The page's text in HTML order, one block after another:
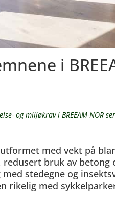
i
og miljøkrav i BREEAM-NOR
med vekt på
bruk av betong
stedegne og
rikelig med